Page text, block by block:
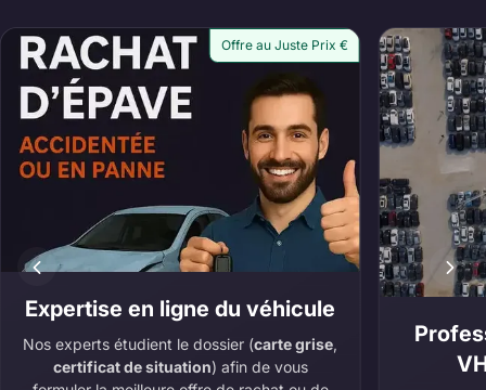
Offre au Juste Prix €
Expertise en ligne du véhicule
Nos experts étudient le dossier (carte grise,
certificat de situation) afin de vous